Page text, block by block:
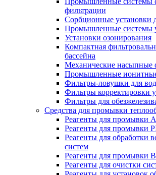
фильтрации
Сорбционные установки
Промышленные системы
Установки озонирования
Компактная
бассейна
Механические насыпные
Промышленные
Фильтры-ловушки для
Фильтры корректировки
Фильтры для
Средства для промывки
Реагенты для промывки
Реагенты для промывки
Реагенты для обработки
систем
Реагенты для промывки
Реагенты для очистки